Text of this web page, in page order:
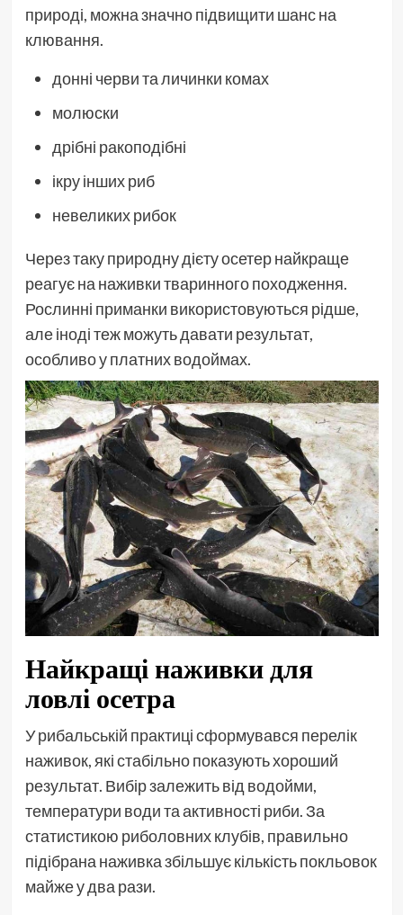
природі, можна значно підвищити шанс на
клювання.
донні черви та личинки комах
молюски
дрібні ракоподібні
ікру інших риб
невеликих рибок
Через таку природну дієту осетер найкраще
реагує на наживки тваринного походження.
Рослинні приманки використовуються рідше,
але іноді теж можуть давати результат,
особливо у платних водоймах.
Найкращі наживки для
ловлі осетра
У рибальській практиці сформувався перелік
наживок, які стабільно показують хороший
результат. Вибір залежить від водойми,
температури води та активності риби. За
статистикою риболовних клубів, правильно
підібрана наживка збільшує кількість покльовок
майже у два рази.